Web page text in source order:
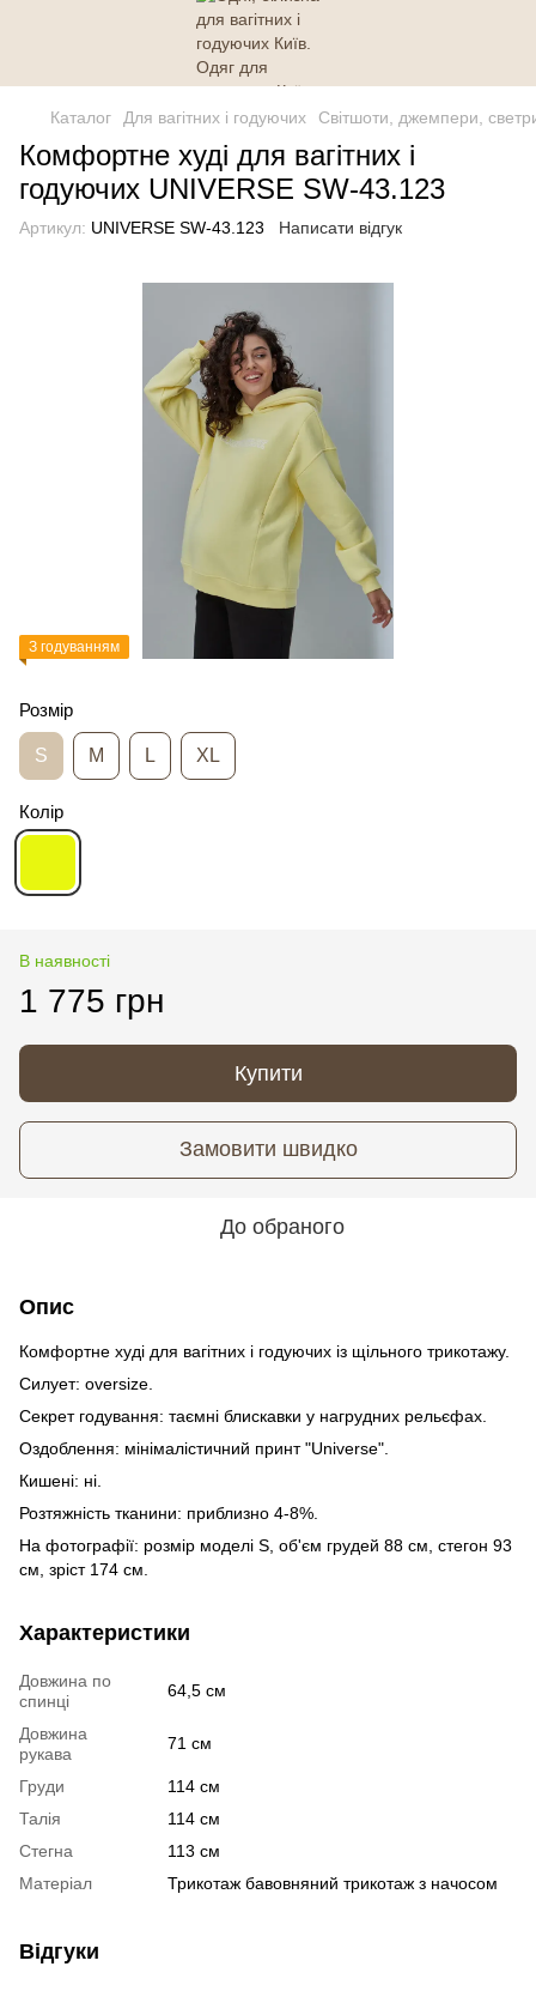
Каталог Для вагітних і годуючих Світшоти, джемпери,
Комфортне худі для вагітних і
годуючих UNIVERSE SW-43.123
Артикул: UNIVERSE SW-43.123 Написати відгук
З годуванням
Розмір
S M L XL
Колір
В наявності
1 775 грн
Купити
Замовити швидко
До обраного
Опис
Комфортне худі для вагітних і годуючих із щільного трикотажу.
Силует: oversize.
Секрет годування: таємні блискавки у нагрудних рельєфах.
Оздоблення: мінімалістичний принт "Universe".
Кишені: ні.
Розтяжність тканини: приблизно 4-8%.
На фотографії: розмір моделі S, об'єм грудей 88 см, стегон 93
см, зріст 174 см.
Характеристики
Довжина по
спинці
64,5 см
Довжина
рукава
71 см
Груди
114 см
Талія
114 см
Стегна
113 см
Матеріал
Трикотаж бавовняний трикотаж з начосом
Відгуки